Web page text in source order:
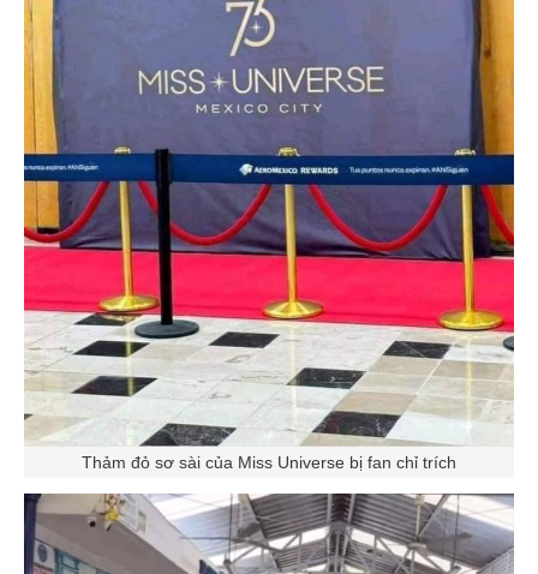
Thảm đỏ sơ sài của Miss Universe bị fan chỉ trích